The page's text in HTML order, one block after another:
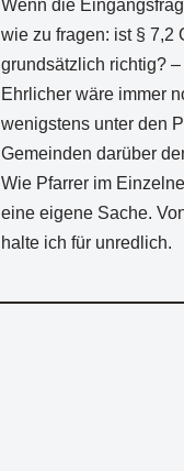
Wenn die
wie zu fragen: ist § 7,2
grundsätzlich richtig?
Ehrlicher wäre immer
wenigstens unter den
Gemeinden darüber
Wie Pfarrer im
eine eigene Sache.
halte ich für unredlich.